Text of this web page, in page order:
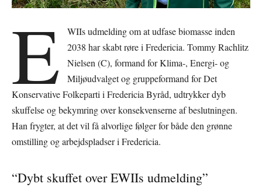
E
WIIs udmelding om at udfase biomasse inden
2038 har skabt røre i Fredericia. Tommy Rachlitz
Nielsen (C), formand for Klima-, Energi- og
Miljøudvalget og gruppeformand for Det
Konservative Folkeparti i Fredericia Byråd, udtrykker dyb
skuffelse og bekymring over konsekvenserne af beslutningen.
Han frygter, at det vil få alvorlige følger for både den grønne
omstilling og arbejdspladser i Fredericia.
“Dybt skuffet over EWIIs udmelding”